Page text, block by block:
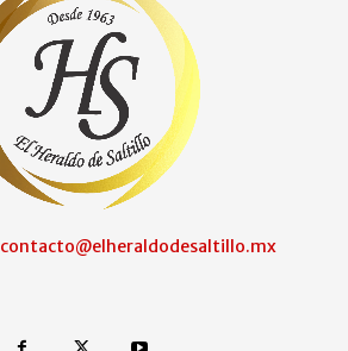
contacto@elheraldodesaltillo.mx